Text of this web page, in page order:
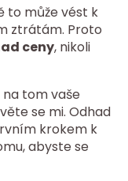
to může vést k
ztrátám. Proto
ceny, nikoli
tom vaše
se mi. Odhad
krokem k
abyste se